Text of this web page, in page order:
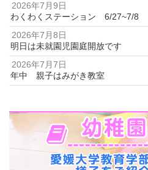
2026年7月9日
わくわくステーション 6/27~7/8
2026年7月8日
明日は未就園児園庭開放です
2026年7月7日
年中 親子はみがき教室
2026年6月29日
わくわくステーション 6/22～6/26
2026年6月22日
わくわくステーション 6/15～6/19